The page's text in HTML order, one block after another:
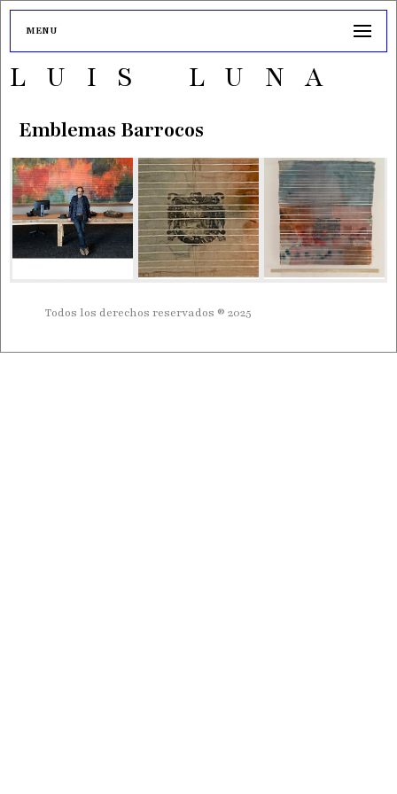
MENU
LUIS LUNA
Emblemas Barrocos
Todos los derechos reservados ® 2025